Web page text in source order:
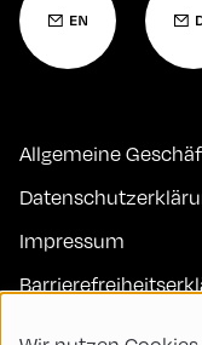
Allgemeine
Impressum